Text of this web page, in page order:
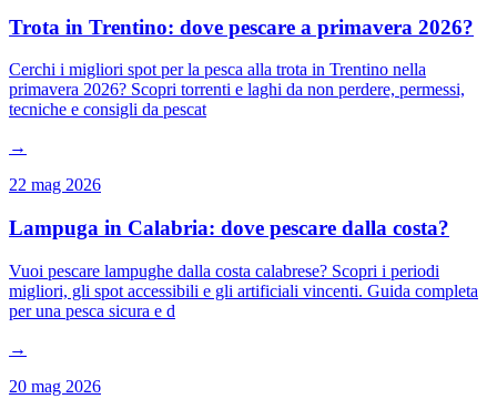
Trota in Trentino: dove pescare a primavera 2026?
Cerchi i migliori spot per la pesca alla trota in Trentino nella
primavera 2026? Scopri torrenti e laghi da non perdere, permessi,
tecniche e consigli da pescat
→
22 mag 2026
Lampuga in Calabria: dove pescare dalla costa?
Vuoi pescare lampughe dalla costa calabrese? Scopri i periodi
migliori, gli spot accessibili e gli artificiali vincenti. Guida completa
per una pesca sicura e d
→
20 mag 2026